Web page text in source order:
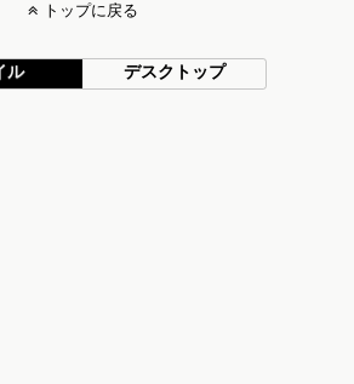
トップに戻る
ル デスクトップ